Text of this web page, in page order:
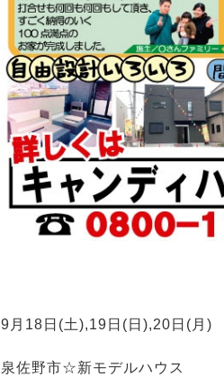
9月18日(土),19日(日),20日(月)
泉佐野市☆新モデルハウス